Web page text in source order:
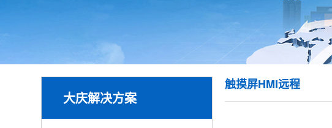
大庆解决方案
触摸屏HMI远程